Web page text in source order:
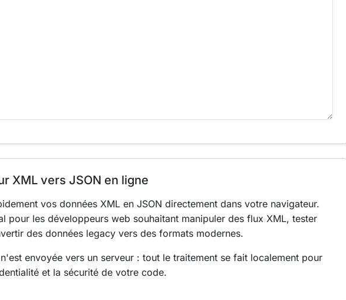
XML vers JSON en ligne
vos données XML en JSON directement dans votre navigateur.
pour les développeurs web souhaitant manipuler des flux XML, tester
des données legacy vers des formats modernes.
envoyée vers un serveur : tout le traitement se fait localement pour
et la sécurité de votre code.